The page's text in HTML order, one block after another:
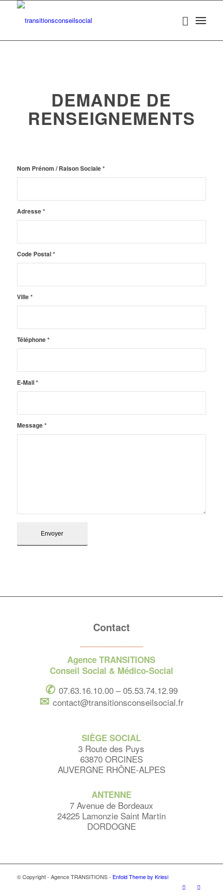
DEMANDE DE
RENSEIGNEMENTS
Nom Prénom / Raison Sociale*
Adresse*
Code Postal*
Ville*
Téléphone*
E-Mail*
Message*
Contact
Agence TRANSITIONS
Conseil Social & Médico-Social
✆ 07.63.16.10.00 – 05.53.74.12.99
✉︎ contact@transitionsconseilsocial.fr
SIÈGE SOCIAL
3 Route des Puys
63870 ORCINES
AUVERGNE RHÔNE-ALPES
ANTENNE
7 Avenue de Bordeaux
24225 Lamonzie Saint Martin
DORDOGNE
© Copyright - Agence TRANSITIONS - Enfold Theme by Kriesi